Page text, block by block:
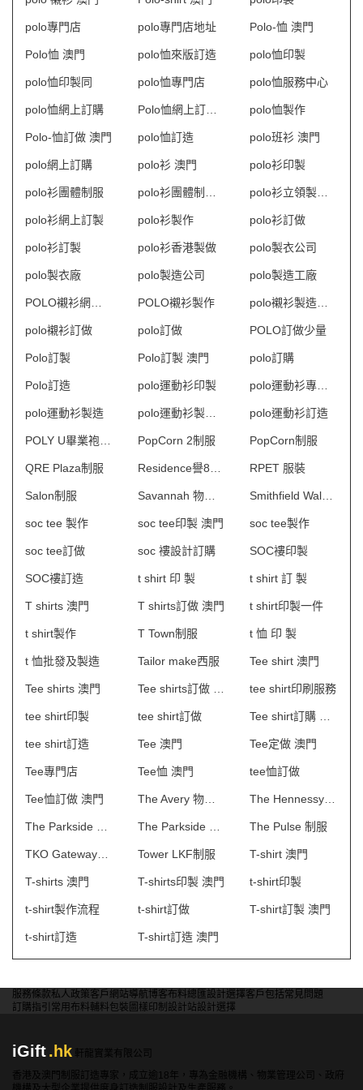
polo專門店 polo專門店地址 Polo-恤 澳門
Polo恤 澳門 polo恤來版訂造 polo恤印製
polo恤印製同 polo恤專門店 polo恤服務中心
polo恤網上訂購 Polo恤網上訂購 澳門 polo恤製作
Polo-恤訂做 澳門 polo恤訂造 polo班衫 澳門
polo網上訂購 polo衫 澳門 polo衫印製
polo衫團體制服
polo衫網上訂製 polo衫製作 polo衫訂做
polo衫訂製 polo衫香港製做 polo製衣公司
polo製衣廠 polo製造公司 polo製造工廠
POLO襯衫製作
polo襯衫訂做 polo訂做 POLO訂做少量
Polo訂製 Polo訂製 澳門 polo訂購
Polo訂造 polo運動衫印製
polo運動衫製造 polo運動衫製造商香港 polo運動衫訂造
PopCorn 2制服 PopCorn制服
QRE Plaza制服 RPET 服裝
Salon制服 Savannah 物業管理會所制服
soc tee 製作 soc tee印製 澳門 soc tee製作
soc tee訂做 soc 褸設計訂購 SOC褸印製
SOC褸訂造 t shirt 印 製 t shirt 訂 製
T shirts 澳門 T shirts訂做 澳門 t shirt印製一件
t shirt製作 T Town制服 t 恤 印 製
t 恤批發及製造 Tailor make西服 Tee shirt 澳門
Tee shirts 澳門 tee shirt印刷服務
tee shirt印製 tee shirt訂做
tee shirt訂造 Tee 澳門 Tee定做 澳門
Tee專門店 Tee恤 澳門 tee恤訂做
Tee恤訂做 澳門 The Avery 物業管理會所制服
The Pulse 制服
Tower LKF制服 T-shirt 澳門
T-shirts 澳門 T-shirts印製 澳門 t-shirt印製
t-shirt製作流程 t-shirt訂做 T-shirt訂製 澳門
t-shirt訂造 T-shirt訂造 澳門
服務條款私人政策客戶 網站導航博客布料總匯設計選擇客戶包括常見問題
訂購指引 常用布料輔料包裝 圖樣印制 設計站設計選擇
iGift.hk
軒龍實業有限公司
香港及澳門制服訂造專家，成立逾18年，專為金融機構、物業管理公司、政府